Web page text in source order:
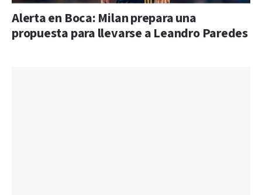
Alerta en Boca: Milan prepara una
propuesta para llevarse a Leandro Paredes